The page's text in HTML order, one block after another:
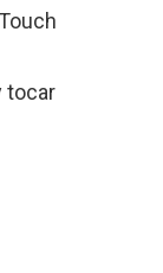
tocar